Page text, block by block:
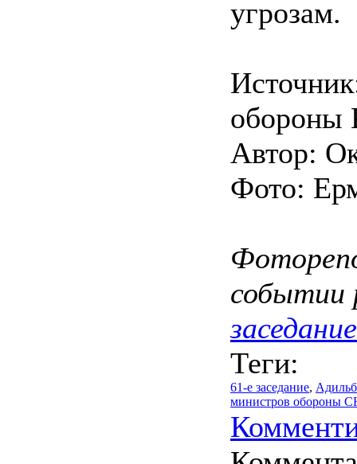
угрозам.
обороны
Автор:
Фото:
событии
Теги:
61-е заседание,
министров обороны